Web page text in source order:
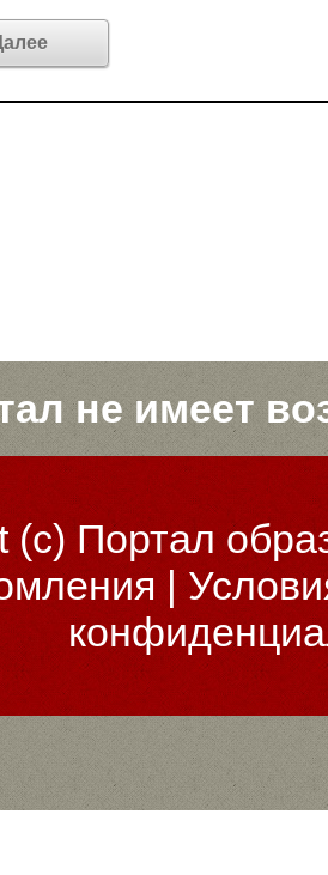
не имеет
(c)Портал
|